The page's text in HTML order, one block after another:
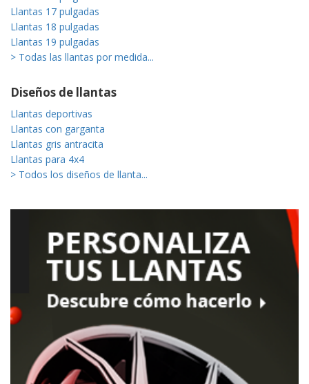
Llantas 17 pulgadas
Llantas 18 pulgadas
Llantas 19 pulgadas
> Todas las llantas por medida...
Diseños de llantas
Llantas deportivas
Llantas con garganta
Llantas gris antracita
Llantas para 4x4
> Todos los diseños de llanta...